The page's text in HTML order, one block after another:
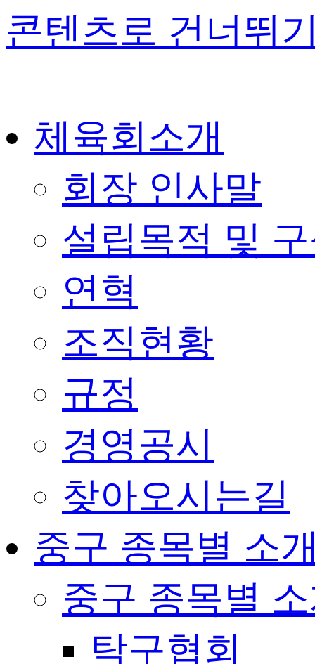
콘텐츠로 건너뛰
체육회소개
회장 인사말
설립목적 및
연혁
조직현황
규정
경영공시
찾아오시는길
중구 종목별 소
중구 종목별
탁구협회